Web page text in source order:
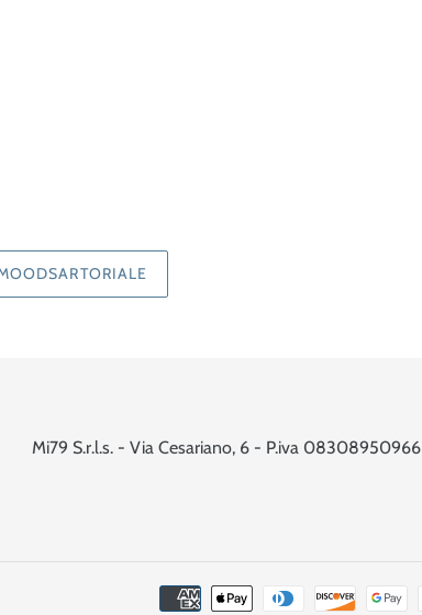
Mi79 S.r.l.s. - Via Cesariano, 6 - P.iva 08308950966